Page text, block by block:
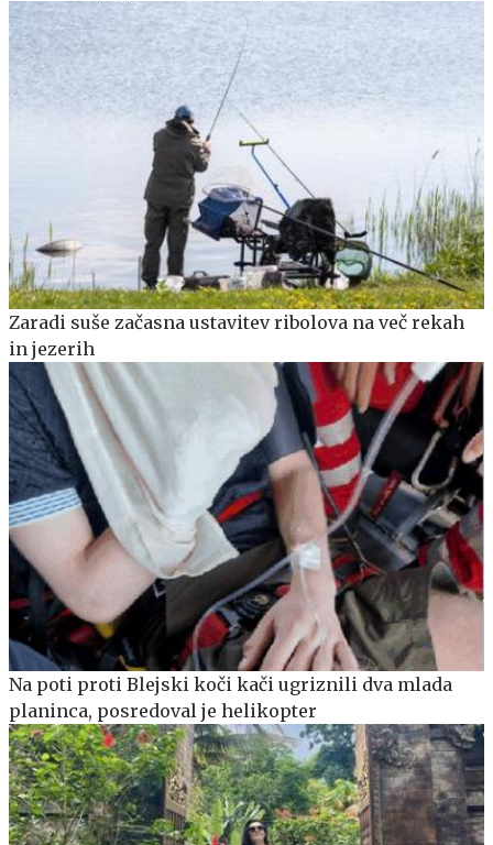
Zaradi suše začasna ustavitev ribolova na več rekah
in jezerih
Na poti proti Blejski koči kači ugriznili dva mlada
planinca, posredoval je helikopter